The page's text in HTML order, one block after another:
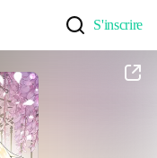
S'inscrire